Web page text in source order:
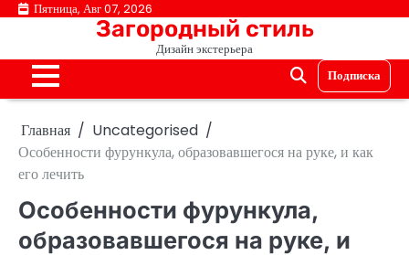
ПерейтиПятница, Авг 07, 2026
Загородный стиль
Дизайн экстерьера
Подписка
Главная
Uncategorised
Особенности фурункула, образовавшегося на руке, и как
его лечить
Особенности фурункула,
образовавшегося на руке, и